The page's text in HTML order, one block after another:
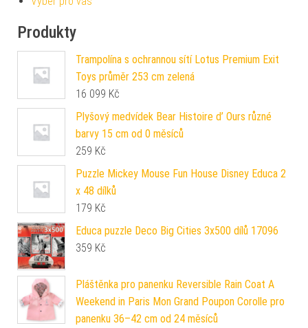
Produkty
Trampolína s ochrannou sítí Lotus Premium Exit
Toys průměr 253 cm zelená
16 099 Kč
Plyšový medvídek Bear Histoire d’ Ours různé
barvy 15 cm od 0 měsíců
259 Kč
Puzzle Mickey Mouse Fun House Disney Educa 2
x 48 dílků
179 Kč
Educa puzzle Deco Big Cities 3x500 dílů 17096
359 Kč
Pláštěnka pro panenku Reversible Rain Coat A
Weekend in Paris Mon Grand Poupon Corolle pro
panenku 36–42 cm od 24 měsíců